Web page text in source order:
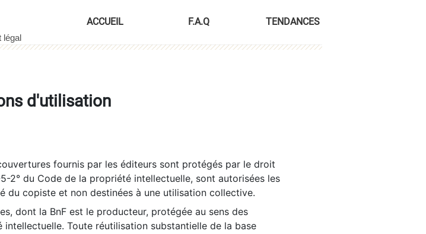
ACCUEIL F.A.Q TENDANCES
d'utilisation
fournis par les éditeurs sont protégés par le droit
2° du Code de la propriété intellectuelle, sont autorisées les
du copiste et non destinées à une utilisation collective.
dont la BnF est le producteur, protégée au sens des
Toute réutilisation substantielle de la base